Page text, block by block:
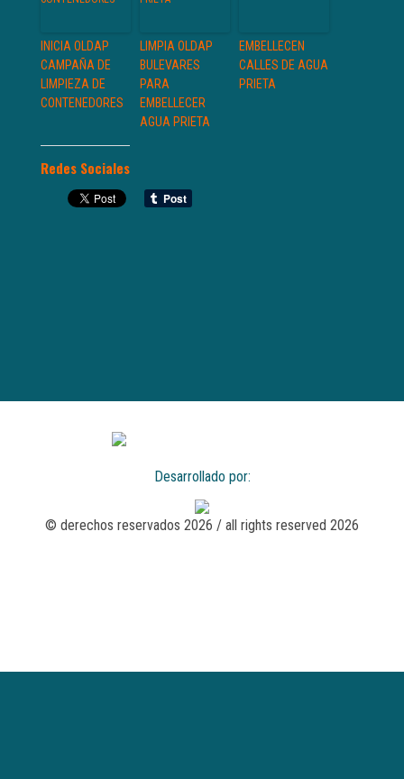
INICIA OLDAP
CAMPAÑA DE
LIMPIEZA DE
CONTENEDORES
LIMPIA OLDAP
BULEVARES
PARA
EMBELLECER
AGUA PRIETA
EMBELLECEN
CALLES DE AGUA
PRIETA
Redes Sociales
Desarrollado por:
© derechos reservados 2026 / all rights reserved 2026